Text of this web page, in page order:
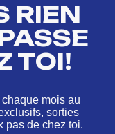
RIEN
TOI!
mois au
sorties
pas de chez toi.